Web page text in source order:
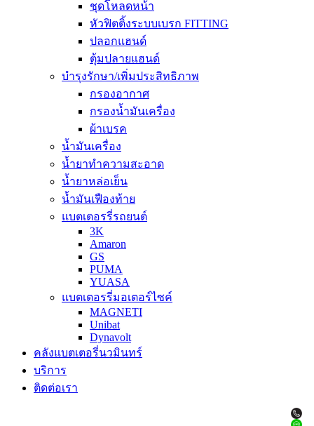
ชุดโหลดหน้า
หัวฟิตติ้งระบบเบรก FITTING
ปลอกแฮนด์
ตุ้มปลายแฮนด์
บำรุงรักษา/เพิ่มประสิทธิภาพ
กรองอากาศ
กรองน้ำมันเครื่อง
ผ้าเบรค
น้ำมันเครื่อง
น้ำยาทำความสะอาด
น้ำยาหล่อเย็น
น้ำมันเฟืองท้าย
แบตเตอรรี่รถยนต์
3K
Amaron
GS
PUMA
YUASA
แบตเตอรรี่มอเตอร์ไซค์
MAGNETI
Unibat
Dynavolt
คลังแบตเตอรี่นวมินทร์
บริการ
ติดต่อเรา